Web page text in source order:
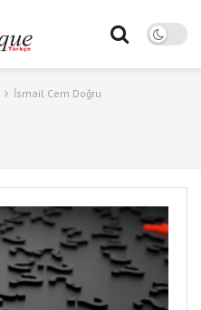
İsmail Cem Doğru